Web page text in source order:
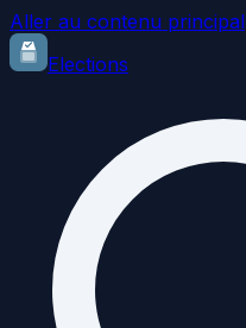
Aller au contenu principal
Elections